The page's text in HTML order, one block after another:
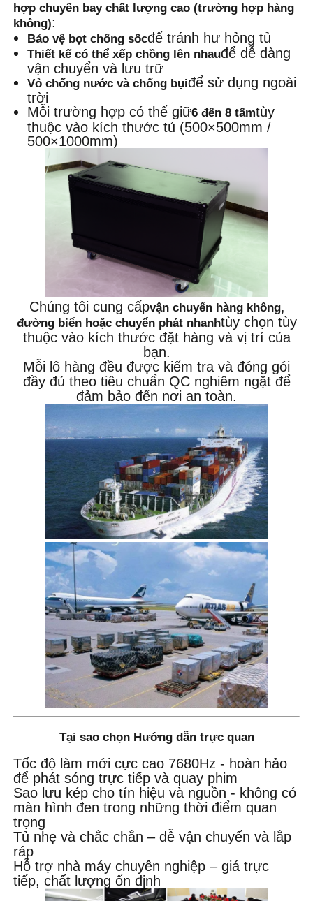
hợp chuyến bay chất lượng cao (trường hợp hàng
không):
Bảo vệ bọt chống sốcđể tránh hư hỏng tủ
Thiết kế có thể xếp chồng lên nhauđể dễ dàng
vận chuyển và lưu trữ
Vỏ chống nước và chống bụiđể sử dụng ngoài
trời
Mỗi trường hợp có thể giữ6 đến 8 tấmtùy
thuộc vào kích thước tủ (500×500mm /
500×1000mm)
Chúng tôi cung cấpvận chuyển hàng không,
đường biển hoặc chuyển phát nhanhtùy chọn tùy
thuộc vào kích thước đặt hàng và vị trí của
bạn.
Mỗi lô hàng đều được kiểm tra và đóng gói
đầy đủ theo tiêu chuẩn QC nghiêm ngặt để
đảm bảo đến nơi an toàn.
Tại sao chọn Hướng dẫn trực quan
Tốc độ làm mới cực cao 7680Hz - hoàn hảo
để phát sóng trực tiếp và quay phim
Sao lưu kép cho tín hiệu và nguồn - không có
màn hình đen trong những thời điểm quan
trọng
Tủ nhẹ và chắc chắn – dễ vận chuyển và lắp
ráp
Hỗ trợ nhà máy chuyên nghiệp – giá trực
tiếp, chất lượng ổn định